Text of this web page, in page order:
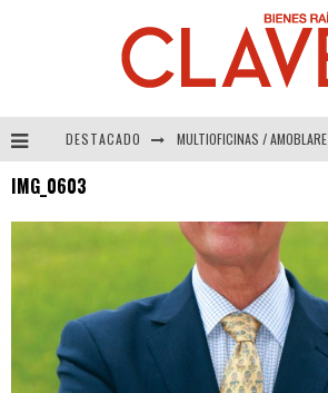
DESTACADO
IMG_0603